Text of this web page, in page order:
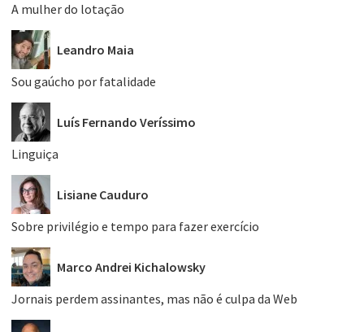
A mulher do lotação
Leandro Maia
Sou gaúcho por fatalidade
Luís Fernando Veríssimo
Linguiça
Lisiane Cauduro
Sobre privilégio e tempo para fazer exercício
Marco Andrei Kichalowsky
Jornais perdem assinantes, mas não é culpa da Web